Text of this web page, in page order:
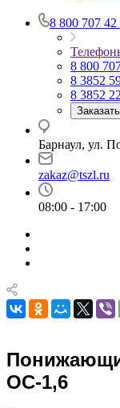
8 800 707 42
8 800
8 3852
8 3852
Барнаул, ул.
zakaz@tszl.ru
08:00 - 17:00
ОС-1,6